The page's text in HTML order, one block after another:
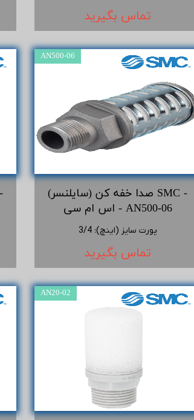
تماس بگیرید
صدا خفه کن (سایلنسر) SMC -
اس ام سی - AN500-06
پورت سایز (اینچ):
3/4
تماس بگیرید
AN500-06
AN20-02